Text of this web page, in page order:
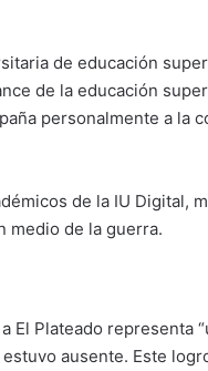
de educación
de la educación
personalmente a la
de la IU Digital,
medio de la guerra.
El Plateado representa
ausente. Este